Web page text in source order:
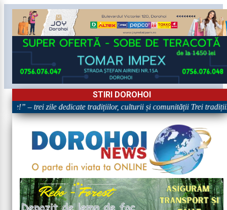
STIRI DOROHOI
– trei zile dedicate tradițiilor, culturii și comunității Trei tradiții.